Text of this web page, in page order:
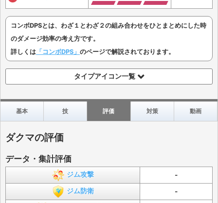
コンボDPSとは、わざ１とわざ２の組み合わせをひとまとめにした時
のダメージ効率の考え方です。
詳しくは 「コンボDPS」 のページで解説されております。
タイプアイコン一覧
基本 技 評価 対策 動画
ダクマの評価
データ・集計評価
ジム攻撃 -
ジム防衛 -